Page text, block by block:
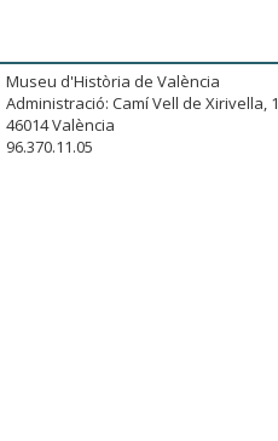
Museu d'Història de València
Administració: Camí Vell de Xirivella, 1
46014 València
96.370.11.05